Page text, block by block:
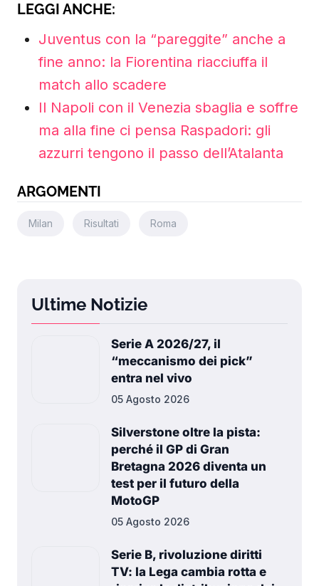
LEGGI ANCHE:
Juventus con la “pareggite” anche a
fine anno: la Fiorentina riacciuffa il
match allo scadere
Il Napoli con il Venezia sbaglia e soffre
ma alla fine ci pensa Raspadori: gli
azzurri tengono il passo dell’Atalanta
ARGOMENTI
Milan Risultati Roma
Ultime Notizie
Serie A 2026/27, il
“meccanismo dei pick”
entra nel vivo
05 Agosto 2026
Silverstone oltre la pista:
perché il GP di Gran
Bretagna 2026 diventa un
test per il futuro della
MotoGP
05 Agosto 2026
Serie B, rivoluzione diritti
TV: la Lega cambia rotta e